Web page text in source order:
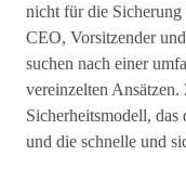
nicht für die Sicherung
CEO, Vorsitzender
suchen nach einer
vereinzelten Ansätzen.
Sicherheitsmodell, das
und die schnelle und